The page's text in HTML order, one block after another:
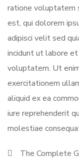
ratione voluptatem
est, qui dolorem
adipisci velit sed
incidunt ut labore
voluptatem. Ut
exercitationem
aliquid ex ea
iure reprehenderit
molestiae
The Complete